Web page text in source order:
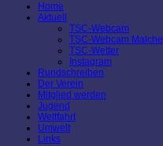
Home
Aktuell
TSC-Webcam
TSC-Webcam Malche
TSC-Wetter
Instagram
Rundschreiben
Der Verein
Mitglied werden
Jugend
Wettfahrt
Umwelt
Links